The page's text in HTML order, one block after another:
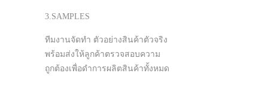
3.SAMPLES
ทีมงานจัดทำ ตัวอย่างสินค้าตัวจริง
พร้อมส่งให้ลูกค้าตรวจสอบความ
ถูกต้องเพื่อดำการผลิตสินค้าทั้งหมด